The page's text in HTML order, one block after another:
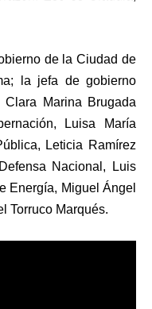
de la Ciudad de
la jefa de gobierno
Marina Brugada
Luisa María
Leticia Ramírez
Nacional, Luis
Energía, Miguel Ángel
Torruco Marqués.